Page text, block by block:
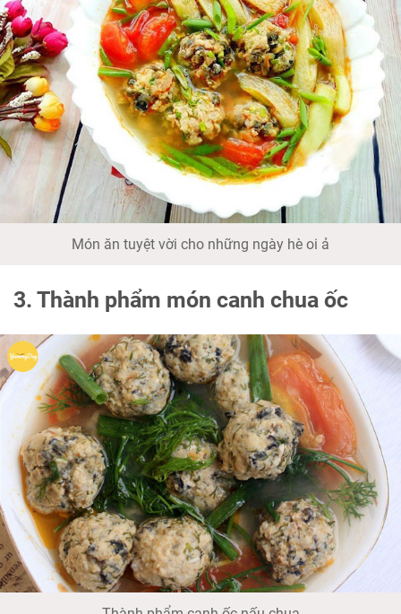
Món ăn tuyệt vời cho những ngày hè oi ả
3. Thành phẩm món canh chua ốc